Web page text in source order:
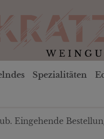
Spezialitäten
Eingehende